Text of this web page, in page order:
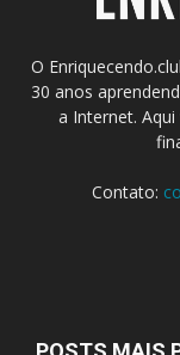
O
30 anos
a Internet.
Contato: